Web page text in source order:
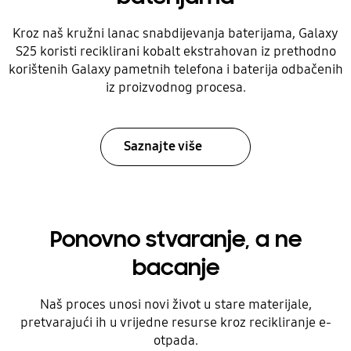
Kroz naš kružni lanac snabdijevanja baterijama, Galaxy
S25 koristi reciklirani kobalt ekstrahovan iz prethodno
korištenih Galaxy pametnih telefona i baterija odbačenih
iz proizvodnog procesa.
Saznajte više
Ponovno stvaranje, a ne
bacanje
Naš proces unosi novi život u stare materijale,
pretvarajući ih u vrijedne resurse kroz recikliranje e-
otpada.